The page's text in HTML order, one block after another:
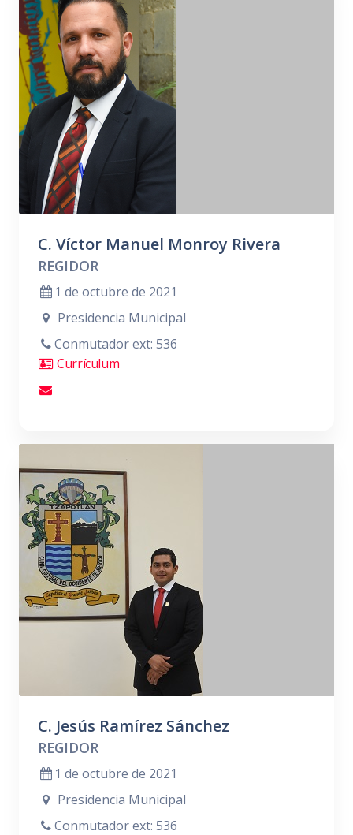
C. Víctor Manuel Monroy Rivera
REGIDOR
1 de octubre de 2021
Presidencia Municipal
Conmutador ext: 536
Currículum
C. Jesús Ramírez Sánchez
REGIDOR
1 de octubre de 2021
Presidencia Municipal
Conmutador ext: 536